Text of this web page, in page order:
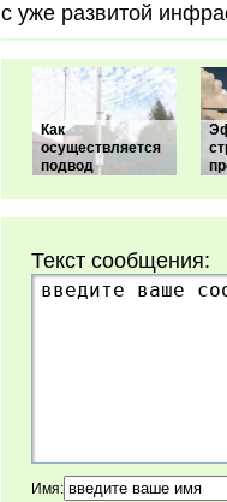
с уже развитой
Как
осуществляется
подвод
Текст сообщения:
Имя: